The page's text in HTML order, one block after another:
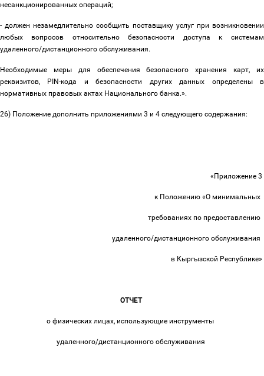
несанкционированных операций;
- должен незамедлительно сообщить поставщику услуг при возникновении
любых вопросов относительно безопасности доступа к системам
удаленного/дистанционного обслуживания.
Необходимые меры для обеспечения безопасного хранения карт, их
реквизитов, PIN-кода и безопасности других данных определены в
нормативных правовых актах Национального банка.».
26) Положение дополнить приложениями 3 и 4 следующего содержания:
«Приложение 3
к Положению «О минимальных
требованиях по предоставлению
удаленного/дистанционного обслуживания
в Кыргызской Республике»
ОТЧЕТ
о физических лицах, использующие инструменты
удаленного/дистанционного обслуживания